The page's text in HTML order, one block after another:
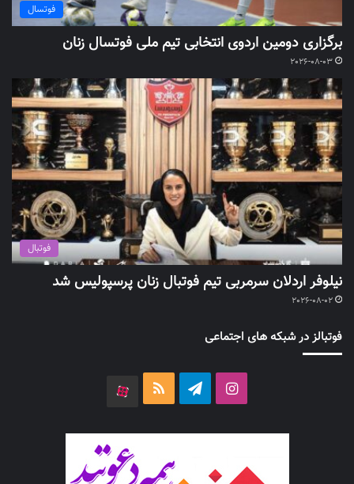
فوتسال
برگزاری دومین اردوی انتخابی تیم ملی فوتسال زنان
2026-08-03
فوتبال
نیلوفر اردلان سرمربی تیم فوتبال زنان پرسپولیس شد
2026-08-02
فوتبالز در شبکه های اجتماعی
اینستاگرامتلگرام خوراک